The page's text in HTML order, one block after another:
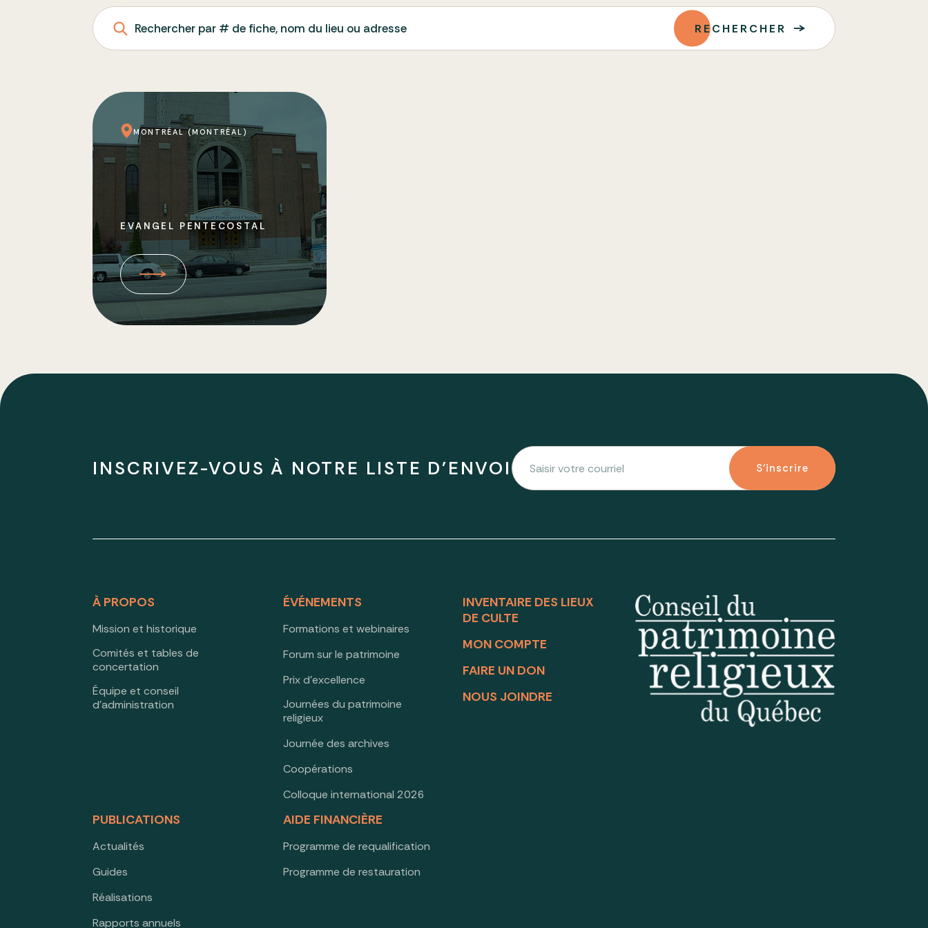
Rechercher par # de fiche, nom du lieu ou adresse RECHERCHER
MONTRÉAL (MONTRÉAL)
EVANGEL PENTECOSTAL
INSCRIVEZ-VOUS À NOTRE LISTE D'ENVOI S'inscrire
À PROPOS
Mission et historique
Comités et tables de
concertation
Équipe et conseil
d’administration
ÉVÉNEMENTS
Formations et webinaires
Forum sur le patrimoine
Prix d’excellence
Journées du patrimoine
religieux
Journée des archives
Coopérations
Colloque international 2026
PUBLICATIONS
Actualités
Guides
Réalisations
Rapports annuels
AIDE FINANCIÈRE
Programme de requalification
Programme de restauration
INVENTAIRE DES LIEUX
DE CULTE
MON COMPTE
FAIRE UN DON
NOUS JOINDRE